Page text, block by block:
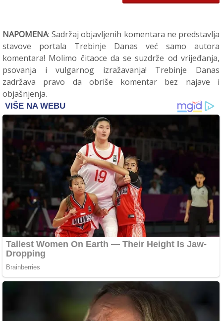
NAPOMENA: Sadržaj objavljenih komentara ne predstavlja
stavove portala Trebinje Danas već samo autora
komentara! Molimo čitaoce da se suzdrže od vrijeđanja,
psovanja i vulgarnog izražavanja! Trebinje Danas
zadržava pravo da obriše komentar bez najave i
objašnjenja.